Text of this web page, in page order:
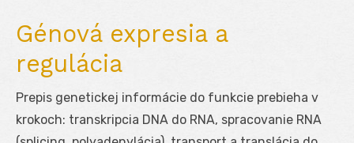
Génová expresia a
regulácia
Prepis genetickej informácie do funkcie prebieha v
krokoch: transkripcia DNA do RNA, spracovanie RNA